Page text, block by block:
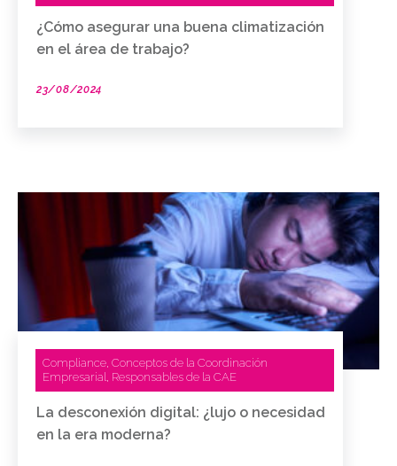
¿Cómo asegurar una buena climatización
en el área de trabajo?
23/08/2024
Compliance, Conceptos de la Coordinación
Empresarial , Responsables de la CAE
La desconexión digital: ¿lujo o necesidad
en la era moderna?